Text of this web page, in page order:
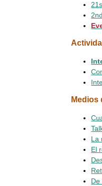
Medios
La
El
De